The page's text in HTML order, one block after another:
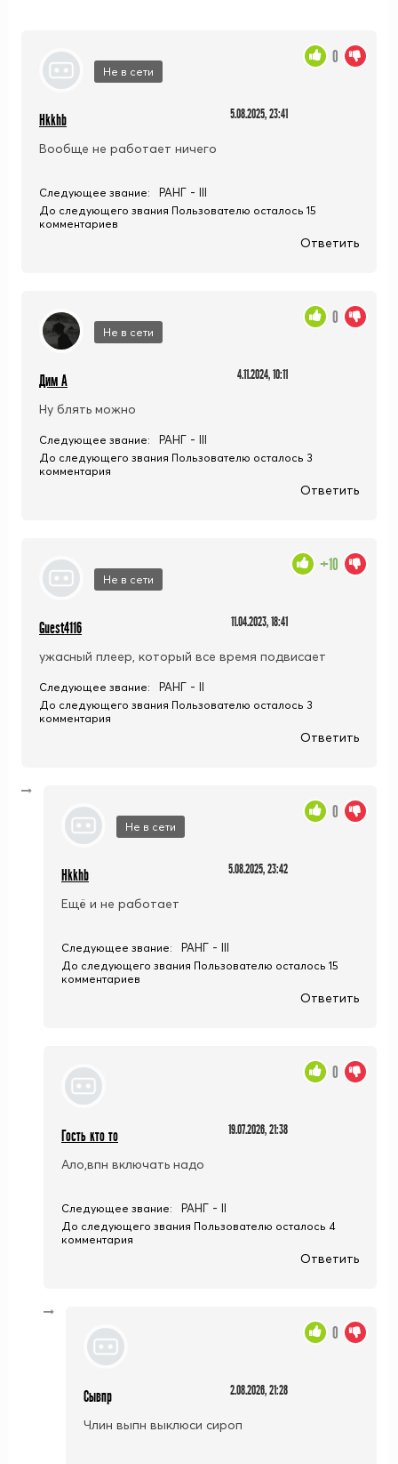
Не в сети
Hkkhb 5.08.2025, 23:41
Вообще не работает ничего
0
Следующее звание: РАНГ - III
До следующего звания Пользователю осталось 15
комментариев
Ответить
Не в сети
Дим А 4.11.2024, 10:11
Ну блять можно
0
Следующее звание: РАНГ - III
До следующего звания Пользователю осталось 3
комментария
Ответить
Не в сети
Guest4116 11.04.2023, 18:41
ужасный плеер, который все время подвисает
+10
Следующее звание: РАНГ - II
До следующего звания Пользователю осталось 3
комментария
Ответить
Не в сети
Hkkhb 5.08.2025, 23:42
Ещё и не работает
0
Следующее звание: РАНГ - III
До следующего звания Пользователю осталось 15
комментариев
Ответить
Гость кто то 19.07.2026, 21:38
Ало,впн включать надо
0
Следующее звание: РАНГ - II
До следующего звания Пользователю осталось 4
комментария
Ответить
Сывпр 2.08.2026, 21:28
Члин выпн выклюси сироп
0